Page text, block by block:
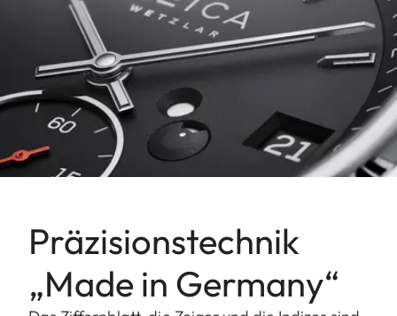
Präzisionstechnik
„Made in Germany“